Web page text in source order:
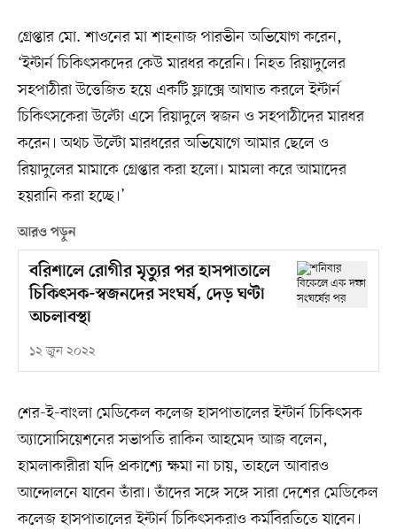
গ্রেপ্তার মো. শাওনের মা শাহনাজ পারভীন অভিযোগ করেন,
‘ইন্টার্ন চিকিৎসকদের কেউ মারধর করেনি। নিহত রিয়াদুলের
সহপাঠীরা উত্তেজিত হয়ে একটি ফ্লাক্সে আঘাত করলে ইন্টার্ন
চিকিৎসকেরা উল্টো এসে রিয়াদুলে স্বজন ও সহপাঠীদের মারধর
করেন। অথচ উল্টো মারধরের অভিযোগে আমার ছেলে ও
রিয়াদুলের মামাকে গ্রেপ্তার করা হলো। মামলা করে আমাদের
হয়রানি করা হচ্ছে।’
আরও পড়ুন
বরিশালে রোগীর মৃত্যুর পর হাসপাতালে
চিকিৎসক-স্বজনদের সংঘর্ষ, দেড় ঘণ্টা
অচলাবস্থা
১২ জুন ২০২২
শের-ই-বাংলা মেডিকেল কলেজ হাসপাতালের ইন্টার্ন চিকিৎসক
অ্যাসোসিয়েশনের সভাপতি রাকিন আহমেদ আজ বলেন,
হামলাকারীরা যদি প্রকাশ্যে ক্ষমা না চায়, তাহলে আবারও
আন্দোলনে যাবেন তাঁরা। তাঁদের সঙ্গে সঙ্গে সারা দেশের মেডিকেল
কলেজ হাসপাতালের ইন্টার্ন চিকিৎসকরাও কর্মবিরতিতে যাবেন।